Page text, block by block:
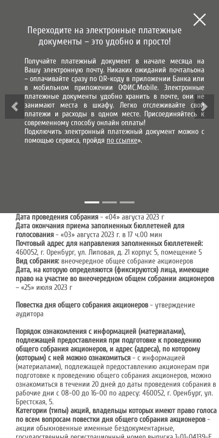
МЫ В СОЦИАЛЬНЫХ СЕТЯХ
ВХОД В ЛИЧНЫЙ КАБИНЕТ
ИНФОРМАЦИЯ ДЛЯ
АКЦИОНЕРОВ
СООБЩЕНИЕ
О проведении внеочередного общего собрания акционеров
Оренбург, ул. Брестская, д. 5;
Дата проведения собрания - «04» августа 2023 г
Дата окончания приема заполненных бюллетеней для
голосования - «03» августа 2023 г. в 17 ч.00 мин
Почтовый адрес для направления заполненных бюллетеней:
460052, г. Оренбург, ул. Липовая, д. 21 корпус 5, помещение 5
Вид собрания: внеочередное общее собрание акционеров
Дата, на которую определяются (фиксируются) лица, имеющие
право на участие во внеочередном общем собрании акционеров
– «25» июля 2023 г
Повестка дня общего собрания акционеров- утверждение
аудитора
Порядок ознакомления с информацией (материалами),
подлежащей предоставления при подготовке к проведению
общего собрания акционеров, и адрес (адреса), по которому
(которым) с ней можно ознакомиться - c информацией
(материалами), подлежащей предоставлению акционерам при
подготовке к проведению общего собрания акционеров, можно
ознакомиться в течении 20 дней до даты проведения собрания в
рабочие дни с 08-00 до 16-00 по адресу: 460052, г. Оренбург, ул.
Брестская, 5.
Категории (типы) акций, владельцы которых имеют право голоса
по всем вопросам повестки дня общего собрания акционеров-
акции обыкновенные именные бездокументарные,
Переходите на электронные платежные
документы – это удобно и просто!
Получайте платежный документ в начале месяца на
Вашу электронную почту. Никаких ожиданий почтальона
– оплачивайте сразу по QR-коду в приложении Банка или
в мобильном приложении ОФИС.Mobile. Электронные
платежные документы удобно хранить в почте, они не
занимают места в шкафу. Легко отслеживайте свои
платежи и расходы в одном месте. Присоединяйтесь к
современному способу онлайн оплаты!
Подключить электронный платежный документ можно с
помощью сервиса, пройдя по ссылке».